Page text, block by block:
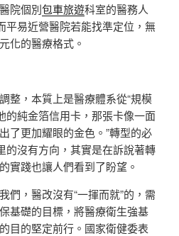
院個別包車旅遊科室的醫務人
平易近營醫院若能找準定位，無
化的醫療格式。
整，本質上是醫療體系從“規模
的純金箔信用卡，那張卡像一面
了更加耀眼的金色。”轉型的必
的沒有方向，其實是在訴說著轉
實踐也讓人們看到了盼望。
們，醫改沒有“一揮而就”的，需
基礎的目標，將醫療衛生強基
目的堅定前行。國家衛健委表